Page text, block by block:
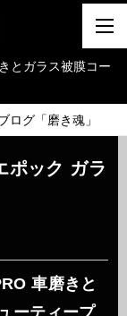
とガラス被膜コー
ログ「磨き魂」
ポック ガラ
車磨きと
ーティープ